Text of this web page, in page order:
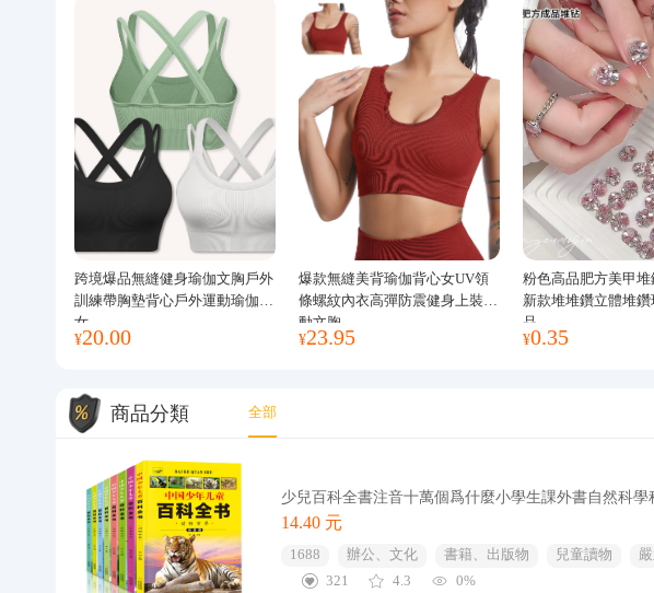
跨境爆品無縫健身瑜伽文胸戶外
訓練帶胸墊背心戶外運動瑜伽服
女
¥20.00
爆款無縫美背瑜伽背心女UV領
條螺紋內衣高彈防震健身上裝運
動文胸
¥23.95
粉色高品肥方美甲堆
新款堆堆鑽立體堆鑽
品
¥0.35
商品分類 全部
少兒百科全書注音十萬個爲什麼小學生課外書自然科學
14.40 元
1688 辦公、文化 書籍、出版物 兒童讀物
321
4.3 0%